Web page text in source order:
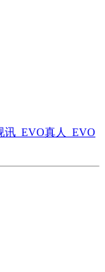
讯_EVO真人_EVO